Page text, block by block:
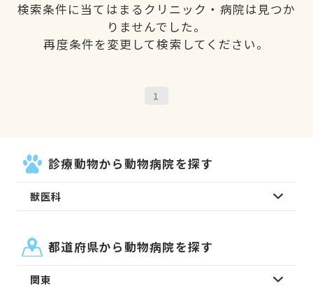
検索条件に当てはまるクリニック・病院は見つか
りませんでした。
再度条件を変更して検索してください。
1
診療動物から動物病院を探す
獣医科
都道府県から動物病院を探す
関東